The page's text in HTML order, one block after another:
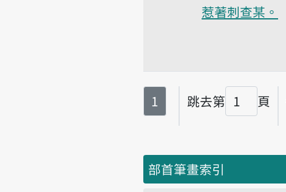
惹著刺查某。
第
1 跳去第
頁碼
頁
部首筆畫索引